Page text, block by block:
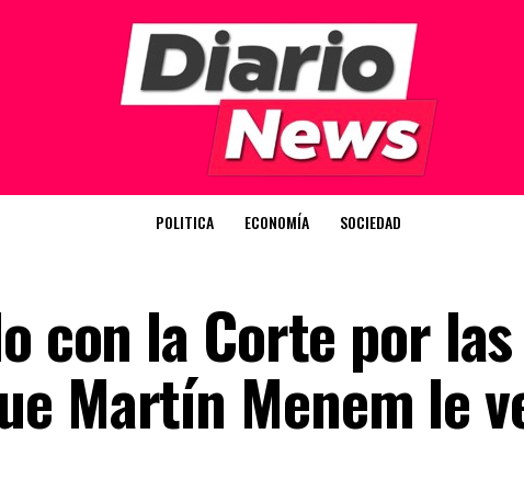
POLITICA ECONOMÍA SOCIEDAD
con la Corte por las
Martín Menem le